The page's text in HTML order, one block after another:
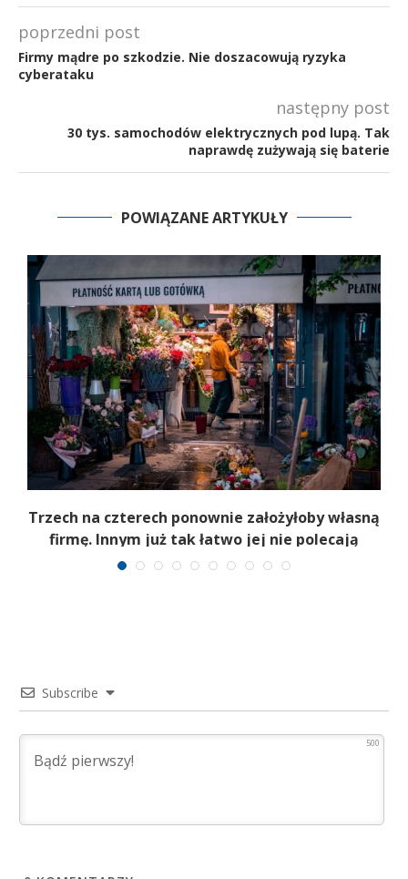
poprzedni post
Firmy mądre po szkodzie. Nie doszacowują ryzyka
cyberataku
następny post
30 tys. samochodów elektrycznych pod lupą. Tak
naprawdę zużywają się baterie
POWIĄZANE ARTYKUŁY
Trzech na czterech ponownie założyłoby własną
firmę. Innym już tak łatwo jej nie polecają
Subscribe
500